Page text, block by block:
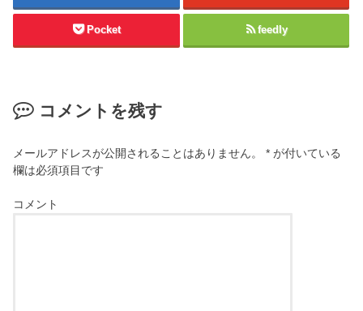
Pocket feedly
コメントを残す
メールアドレスが公開されることはありません。 * が付いている
欄は必須項目です
コメント